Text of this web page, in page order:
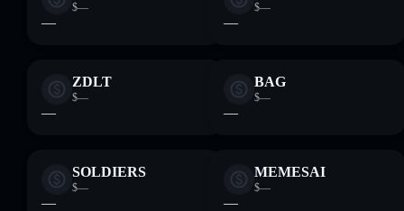
$—
—
$—
—
ZDLT
$—
—
BAG
$—
—
SOLDIERS
$—
—
MEMESAI
$—
—